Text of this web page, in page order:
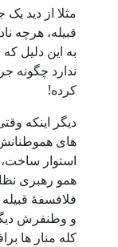
مثلا از دید
قبیله، هرچه
به این دلیل
ندارد چگونه
کرده!
دیگر اینکه
های هموطنانش
استوار
همو رهبری
فلافسفۀ
و وطنفرش
کله منار ها